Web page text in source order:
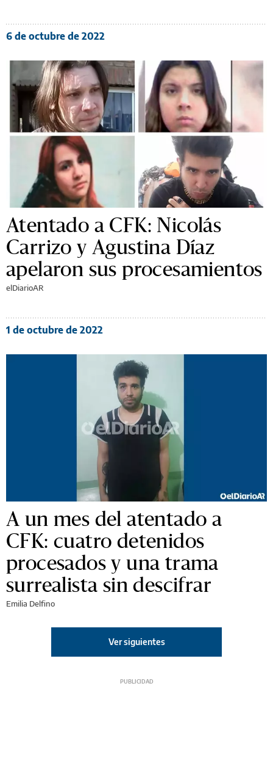
6 de octubre de 2022
Atentado a CFK: Nicolás
Carrizo y Agustina Díaz
apelaron sus procesamientos
elDiarioAR
1 de octubre de 2022
A un mes del atentado a
CFK: cuatro detenidos
procesados y una trama
surrealista sin descifrar
Emilia Delfino
Ver siguientes